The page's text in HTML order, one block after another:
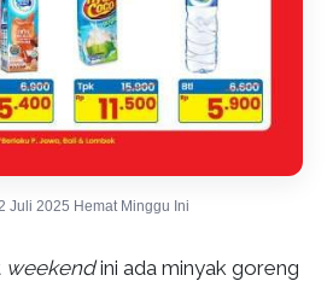
Juli 2025 Hemat Minggu Ini
weekendini ada minyak goreng